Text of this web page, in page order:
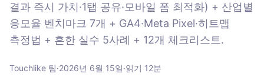
결과 즉시 가치·1탭 공유·모바일 폼 최적화) + 산업별
응모율 벤치마크 7개 + GA4·Meta Pixel·히트맵
측정법 + 흔한 실수 5사례 + 12개 체크리스트.
Touchlike 팀·2026년 6월 15일·읽기 12분